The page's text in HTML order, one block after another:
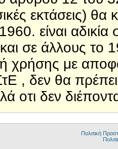
εκτάσεις) θα
είναι αδικία
σε άλλους το
χρήσης με
, δεν θα
οτι δεν
Πολιτική